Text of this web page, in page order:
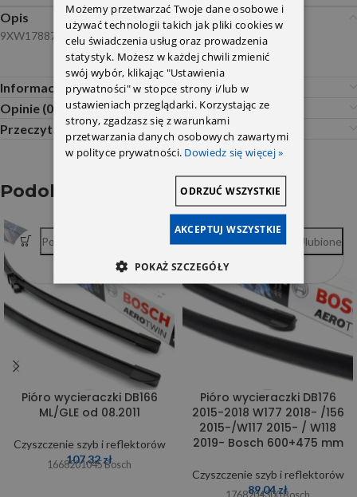
Opis
9XW178878-261 WP26
Informacje dodatkowe
Opinie (0)
Przeczytaj Przed Zakupem
Podobne produkty
Pióro wycieraczki DB166
ML/GLE od 08.2011
Czyszczenie szyb i reflektorów
107,32zł
1668201045 Bosch
Porównywarka
Pióro wycieraczki DB176
2015-2018 W177 2018- /156
2015-/W117 2015- / W118
2019- Bosch 600+475 mm
Czyszczenie szyb i reflektorów
89,04zł
Porównywarka Ulubione
Możemy przetwarzać Twoje dane osobowe i
używać technologii takich jak pliki cookies w
celu świadczenia usług oraz prowadzenia
statystyk. Możesz w każdej chwili zmienić
swój wybór, klikając "Ustawienia
prywatności" w stopce strony i/lub w
ustawieniach przeglądarki. Korzystając ze
strony, zgadzasz się z warunkami
przetwarzania danych osobowych zawartymi
w polityce prywatności. Dowiedz się więcej »
AKCEPTUJ WSZYSTKIE
ODRZUĆ WSZYSTKIE
POKAŻ SZCZEGÓŁY